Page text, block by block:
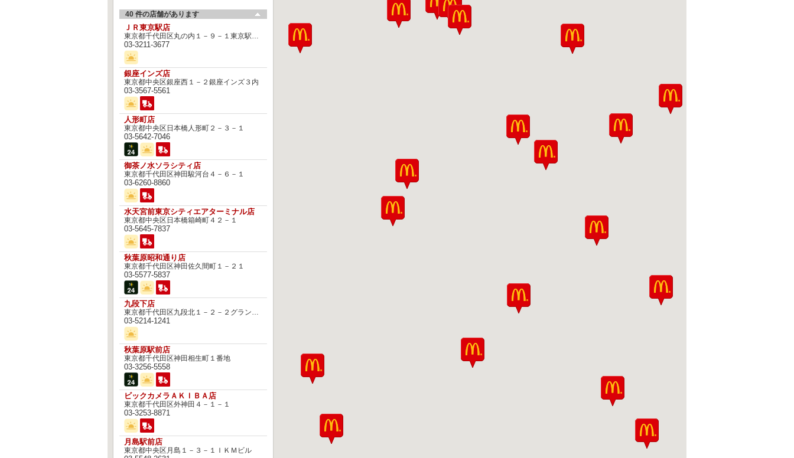
40 件の店舗があります
ＪＲ東京駅店
東京都千代田区丸の内１－９－１東京駅一番街
03-3211-3677
銀座インズ店
東京都中央区銀座西１－２銀座インズ３内
03-3567-5561
人形町店
東京都中央区日本橋人形町２－３－１
03-5642-7046
御茶ノ水ソラシティ店
東京都千代田区神田駿河台４－６－１
03-6260-8860
水天宮前東京シティエアターミナル店
東京都中央区日本橋箱崎町４２－１
03-5645-7837
秋葉原昭和通り店
東京都千代田区神田佐久間町１－２１
03-5577-5837
九段下店
東京都千代田区九段北１－２－２グランドメゾン九段
03-5214-1241
秋葉原駅前店
東京都千代田区神田相生町１番地
03-3256-5558
ビックカメラＡＫＩＢＡ店
東京都千代田区外神田４－１－１
03-3253-8871
月島駅前店
東京都中央区月島１－３－１ＩＫＭビル